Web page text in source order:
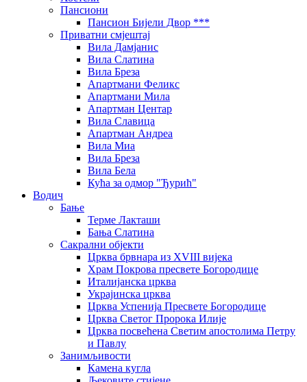
Пансиони
Пансион Бијели Двор ***
Приватни смјештај
Вила Дамјанис
Вила Слатина
Вила Бреза
Апартмани Феликс
Апартмани Мила
Апартман Центар
Вила Славица
Апартман Андреа
Вила Миа
Вила Бреза
Вила Бела
Кућа за одмор "Ђурић"
Водич
Бање
Терме Лакташи
Бања Слатина
Сакрални објекти
Црква брвнара из XVIII вијека
Храм Покрова пресвете Богородице
Италијанска црква
Украјинска црква
Црква Успенија Пресвете Богородице
Црква Светог Пророка Илије
Црква посвећена Светим апостолима Петру
и Павлу
Занимљивости
Камена кугла